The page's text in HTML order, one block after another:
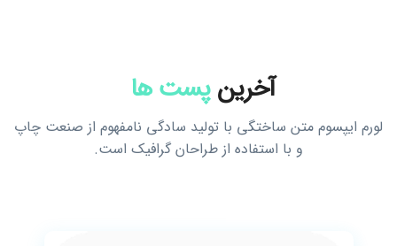
آخرین پست ها
لورم ایپسوم متن ساختگی با تولید سادگی نامفهوم از صنعت چاپ
و با استفاده از طراحان گرافیک است.